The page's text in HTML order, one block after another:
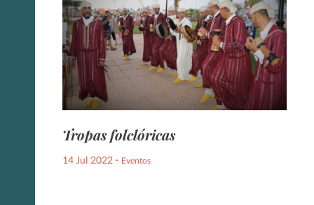
Tropas folclóricas
14 Jul 2022- Eventos